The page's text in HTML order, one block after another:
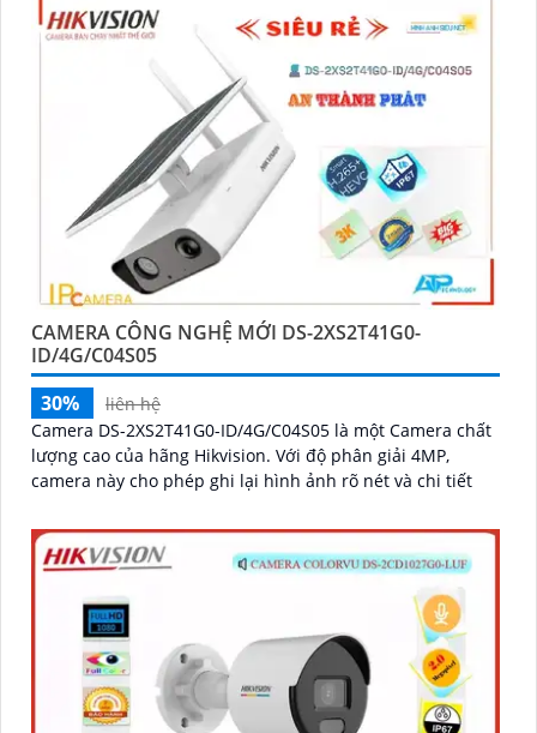
CAMERA CÔNG NGHỆ MỚI DS-2XS2T41G0-
ID/4G/C04S05
30%
liên hệ
Camera DS-2XS2T41G0-ID/4G/C04S05 là một Camera chất
lượng cao của hãng Hikvision. Với độ phân giải 4MP,
camera này cho phép ghi lại hình ảnh rõ nét và chi tiết